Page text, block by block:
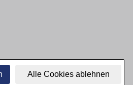
Alle Cookies ablehnen